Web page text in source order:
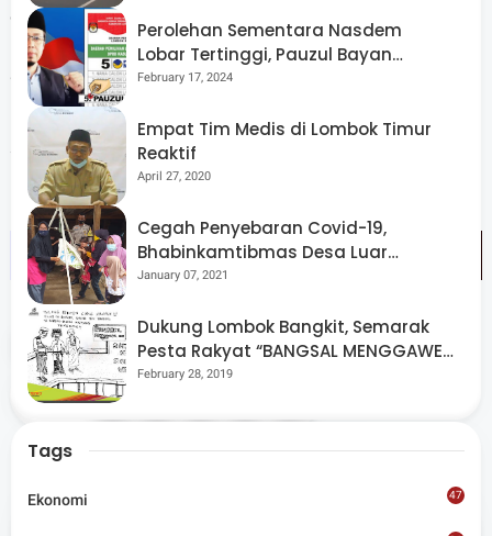
dan jambanisasi tersebut.
“Kami berharap semoga ada jalan keluar untuk
permasalahan ini agar rumah Papuq Kalsum ini bisa
segera di perbaiki,“ ucap Dandim. (Yki)
Tags Lobar
Share
Perolehan Sementara Nasdem
Lobar Tertinggi, Pauzul Bayan
Berpeluang “Rebut” Kursi Dapil 3
February 17, 2024
Empat Tim Medis di Lombok Timur
Reaktif
April 27, 2020
Cegah Penyebaran Covid-19,
Bhabinkamtibmas Desa Luar
Pantau Kegiatan Posyandu
January 07, 2021
Dukung Lombok Bangkit, Semarak
Pesta Rakyat “BANGSAL MENGGAWE”
Kembali Digelar Para Seniman Di
February 28, 2019
Tags
Ekonomi 47